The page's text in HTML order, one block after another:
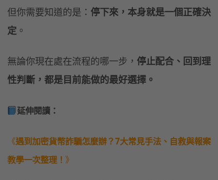
但你需要知道的是： 停下來，本身就是一個正確決
定 。
無論你現在處在流程的哪一步， 停止配合、回到理
性判斷，都是目前能做的最好選擇。
延伸閱讀：
《遇到加密貨幣詐騙怎麼辦？7大常見手法、自救與報案
教學一次整理！ 》